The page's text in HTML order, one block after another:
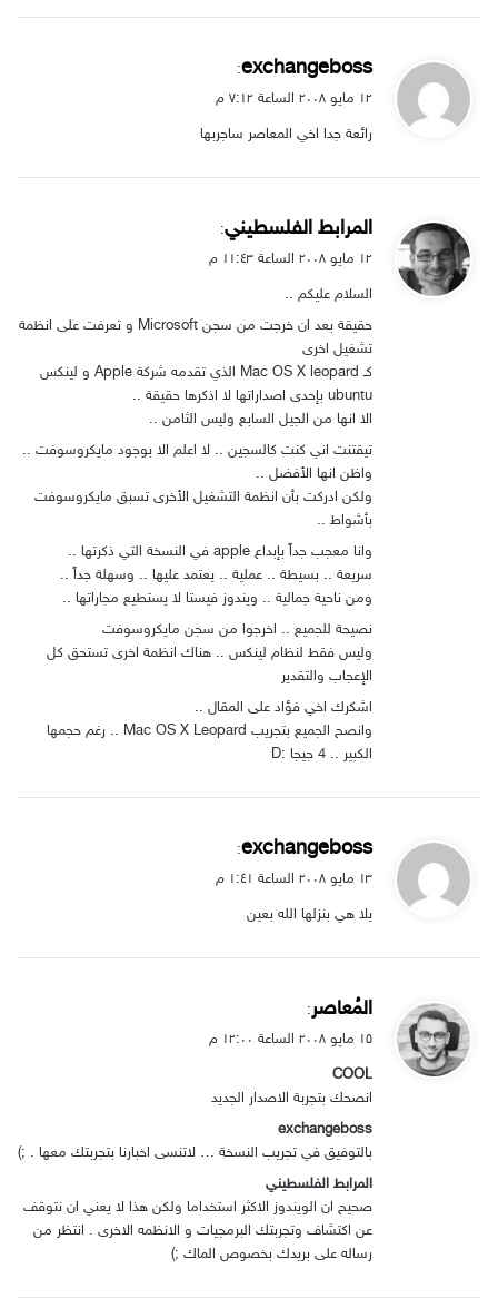
ي
ل
exchangeboss
:
۱۲ مايو ۲۰۰۸ الساعة ۷:۱۲ م
رائعة جدا اخي المعاصر ساجربها
ي
ل
المرابط الفلسطيني:
۱۲ مايو ۲۰۰۸ الساعة ۱۱:٤۳ م
السلام عليكم ..
حقيقة بعد ان خرجت من سجن Microsoft و تعرفت على انظمة
تشغيل اخرى
كـ Mac OS X leopard الذي تقدمه شركة Apple و لينكس
ubuntu بإحدى اصداراتها لا اذكرها حقيقة ..
الا انها من الجيل السابع وليس الثامن ..
تيقتنت اني كنت كالسجين .. لا اعلم الا بوجود مايكروسوفت ..
واظن انها الأفضل ..
ولكن ادركت بأن انظمة التشغيل الأخرى تسبق مايكروسوفت
بأشواط ..
وانا معجب جداً بإبداع apple في النسخة التي ذكرتها ..
سريعة .. بسيطة .. عملية .. يعتمد عليها .. وسهلة جداً ..
ومن ناحية جمالية .. ويندوز فيستا لا يستطيع مجاراتها ..
نصيحة للجميع .. اخرجوا من سجن مايكروسوفت
وليس فقط لنظام لينكس .. هناك انظمة اخرى تستحق كل
الإعجاب والتقدير
اشكرك اخي فؤاد على المقال ..
وانصح الجميع بتجريب Mac OS X Leopard .. رغم حجمها
الكبير .. 4 جيجا :D
ي
ل
exchangeboss
:
۱۳ مايو ۲۰۰۸ الساعة ۱:٤۱ م
يلا هي بنزلها الله بعين
ي
ل
المُعاصر:
۱۵ مايو ۲۰۰۸ الساعة ۱۲:۰۰ م
COOL
انصحك بتجربة الاصدار الجديد
exchangeboss
بالتوفيق في تجريب النسخة … لاتنسى اخبارنا بتجربتك معها . ;)
المرابط الفلسطيني
صحيح ان الويندوز الاكثر استخداما ولكن هذا لا يعني ان نتوقف
عن اكتشاف وتجربتك البرمجيات و الانظمه الاخرى . انتظر من
رساله على بريدك بخصوص الماك ;)